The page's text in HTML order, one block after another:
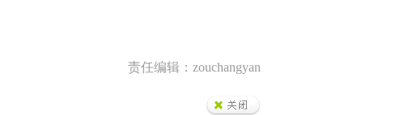
责任编辑：zouchangyan